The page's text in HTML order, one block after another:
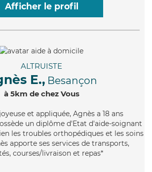
Afficher le profil
ALTRUISTE
E., Besançon
à 5km de chez Vous
et appliquée, Agnès a 18 ans
un diplôme d'Etat d'aide-soignant
les troubles orthopédiques et les soins
apporte ses services de transports,
courses/livraison et repas*